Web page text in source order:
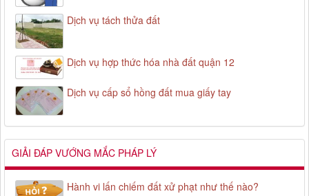
Dịch vụ tách thửa đất
Dịch vụ hợp thức hóa nhà đất quận 12
Dịch vụ cấp sổ hồng đất mua giấy tay
GIẢI ĐÁP VƯỚNG MẮC PHÁP LÝ
Hành vi lấn chiếm đất xử phạt như thế nào?